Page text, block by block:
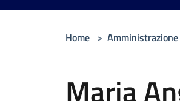
Home > Amministrazione
Maria